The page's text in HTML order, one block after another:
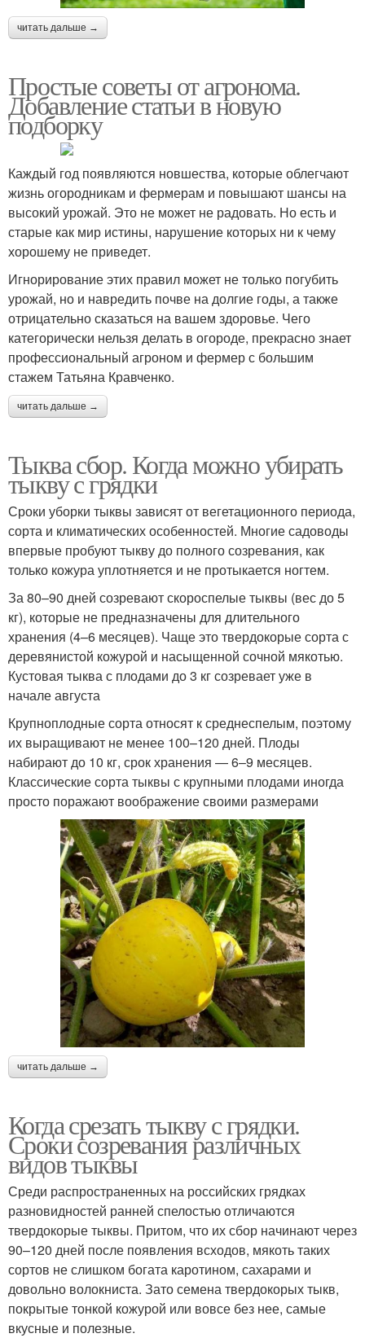
читать дальше →
Простые советы от агронома.
Добавление статьи в новую
подборку
Каждый год появляются новшества, которые облегчают
жизнь огородникам и фермерам и повышают шансы на
высокий урожай. Это не может не радовать. Но есть и
старые как мир истины, нарушение которых ни к чему
хорошему не приведет.
Игнорирование этих правил может не только погубить
урожай, но и навредить почве на долгие годы, а также
отрицательно сказаться на вашем здоровье. Чего
категорически нельзя делать в огороде, прекрасно знает
профессиональный агроном и фермер с большим
стажем Татьяна Кравченко.
читать дальше →
Тыква сбор. Когда можно убирать
тыкву с грядки
Сроки уборки тыквы зависят от вегетационного периода,
сорта и климатических особенностей. Многие садоводы
впервые пробуют тыкву до полного созревания, как
только кожура уплотняется и не протыкается ногтем.
За 80–90 дней созревают скороспелые тыквы (вес до 5
кг), которые не предназначены для длительного
хранения (4–6 месяцев). Чаще это твердокорые сорта с
деревянистой кожурой и насыщенной сочной мякотью.
Кустовая тыква с плодами до 3 кг созревает уже в
начале августа
Крупноплодные сорта относят к среднеспелым, поэтому
их выращивают не менее 100–120 дней. Плоды
набирают до 10 кг, срок хранения — 6–9 месяцев.
Классические сорта тыквы с крупными плодами иногда
просто поражают воображение своими размерами
читать дальше →
Когда срезать тыкву с грядки.
Сроки созревания различных
видов тыквы
Среди распространенных на российских грядках
разновидностей ранней спелостью отличаются
твердокорые тыквы. Притом, что их сбор начинают через
90–120 дней после появления всходов, мякоть таких
сортов не слишком богата каротином, сахарами и
довольно волокниста. Зато семена твердокорых тыкв,
покрытые тонкой кожурой или вовсе без нее, самые
вкусные и полезные.